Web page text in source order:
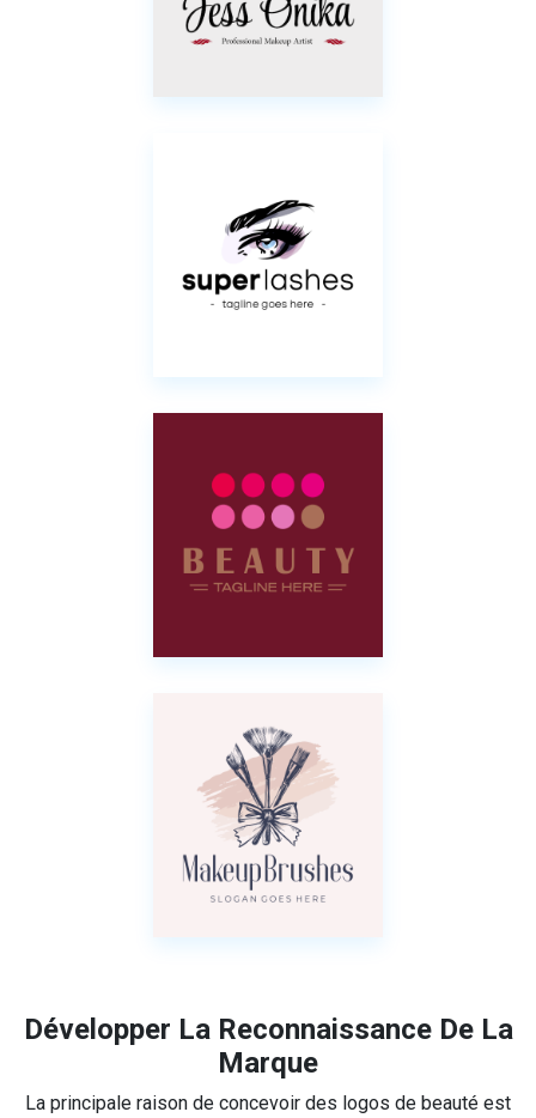
Développer La Reconnaissance De La
Marque
La principale raison de concevoir des logos de beauté est